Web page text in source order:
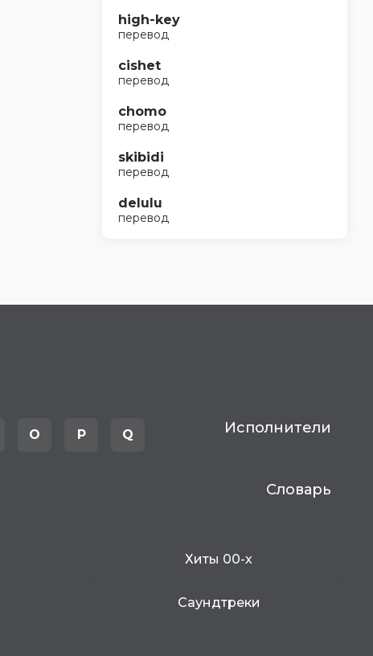
high-key
перевод
cishet
перевод
chomo
перевод
skibidi
перевод
delulu
перевод
O P Q Исполнители
Словарь
Хиты 00-х
Саундтреки